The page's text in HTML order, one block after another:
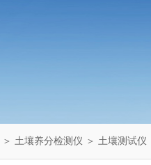
＞ 土壤养分检测仪 ＞ 土壤测试仪